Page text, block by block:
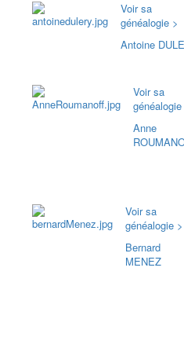
Voir sa
généalogie >
Antoine
Voir sa
généalogie
Anne
Voir sa
généalogie >
Bernard
MENEZ